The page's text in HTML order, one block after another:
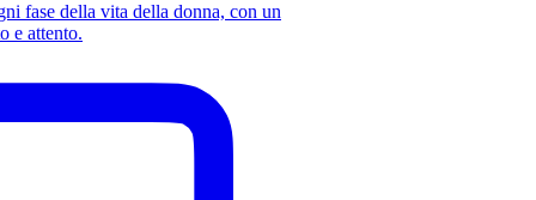
fase della vita della donna, con un
e attento.